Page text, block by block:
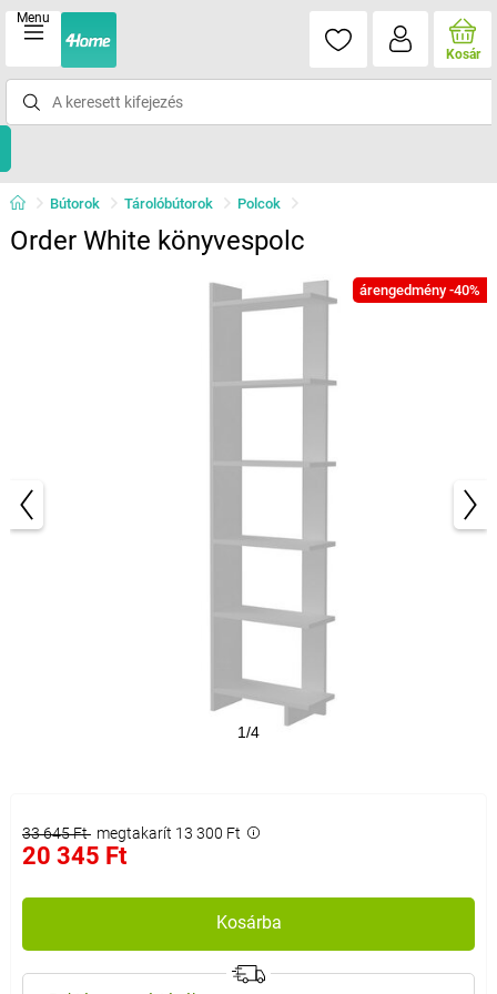
Menu
Kosár
Bútorok Tárolóbútorok Polcok
Order White könyvespolc
árengedmény -40%
1/4
33 645 Ft megtakarít 13 300 Ft
20 345 Ft
Kosárba